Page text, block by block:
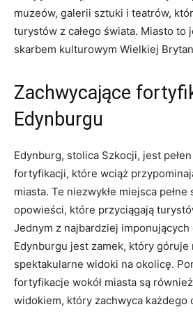
muzeów, galerii sztuki i teatrów,
turystów z całego świata. Miasto to
skarbem kulturowym Wielkiej
Zachwycające
Edynburgu
Edynburg, stolica Szkocji, jest
fortyfikacji, ​które wciąż
miasta. Te niezwykłe miejsca pełne
opowieści, które przyciągają
⁣Jednym z⁤ najbardziej
Edynburgu jest zamek, który
spektakularne widoki​ na okolicę.
fortyfikacje wokół miasta są
widokiem, który zachwyca‌ każdego